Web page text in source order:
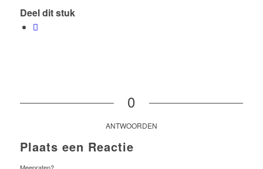
Deel dit stuk
0
ANTWOORDEN
Plaats een Reactie